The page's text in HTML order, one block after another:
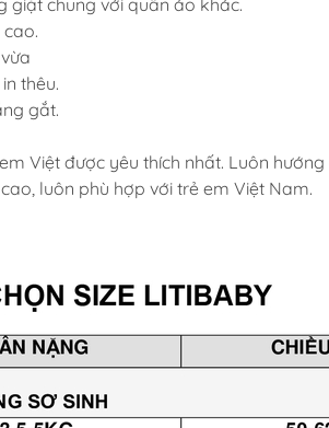
giặt chung với quần áo khác.
thêu.
gắt.
Việt được yêu thích nhất. Luôn
luôn phù hợp với trẻ em Việt Nam.